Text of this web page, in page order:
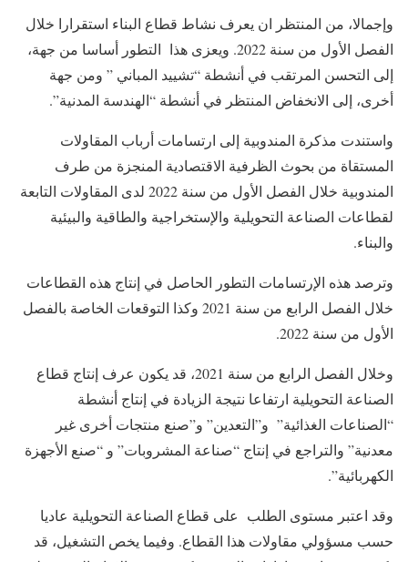
وإجمالا، من المنتظر ان يعرف نشاط قطاع البناء استقرارا خلال
الفصل الأول من سنة 2022. ويعزى هذا التطور أساسا من جهة،
إلى التحسن المرتقب في أنشطة “تشييد المباني ” ومن جهة
أخرى، إلى الانخفاض المنتظر في أنشطة “الهندسة المدنية”.
واستندت مذكرة المندوبية إلى ارتسامات أرباب المقاولات
المستقاة من بحوث الظرفية الاقتصادية المنجزة من طرف
المندوبية خلال الفصل الأول من سنة 2022 لدى المقاولات التابعة
لقطاعات الصناعة التحويلية والإستخراجية والطاقية والبيئية
والبناء.
وترصد هذه الإرتسامات التطور الحاصل في إنتاج هذه القطاعات
خلال الفصل الرابع من سنة 2021 وكذا التوقعات الخاصة بالفصل
الأول من سنة 2022.
وخلال الفصل الرابع من سنة 2021، قد يكون عرف إنتاج قطاع
الصناعة التحويلية ارتفاعا نتيجة الزيادة في إنتاج أنشطة
“الصناعات الغذائية” و”التعدين” و”صنع منتجات أخرى غير
معدنية” والتراجع في إنتاج “صناعة المشروبات” و “صنع الأجهزة
الكهربائية”.
وقد اعتبر مستوى الطلب على قطاع الصناعة التحويلية عاديا
حسب مسؤولي مقاولات هذا القطاع. وفيما يخص التشغيل، قد